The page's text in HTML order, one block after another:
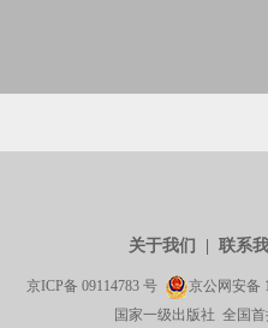
关于我们 联系
京ICP备 09114783 号 京公网安备
国家一级出版社 全国